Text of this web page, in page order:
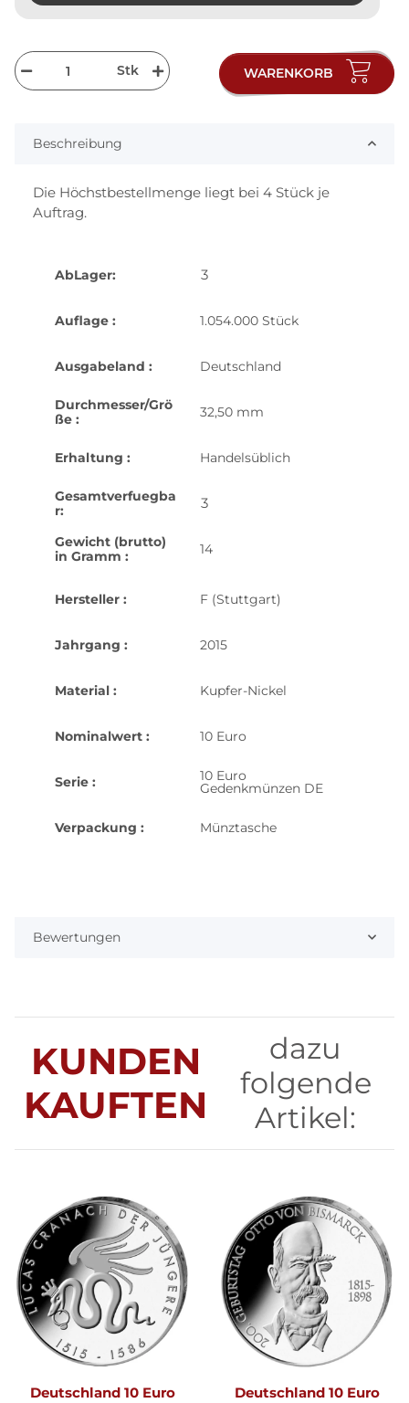
Stk WARENKORB
Beschreibung
Die Höchstbestellmenge liegt bei 4 Stück je
Auftrag.
AbLager: 3
Auflage : 1.054.000 Stück
Ausgabeland : Deutschland
Durchmesser/Grö
ße :
32,50 mm
Erhaltung : Handelsüblich
Gesamtverfuegba
r:
3
Gewicht (brutto)
in Gramm :
14
Hersteller : F (Stuttgart)
Jahrgang : 2015
Material : Kupfer-Nickel
Nominalwert : 10 Euro
Serie : 10 Euro
Gedenkmünzen DE
Verpackung : Münztasche
Bewertungen
KUNDEN
KAUFTEN
dazu
folgende
Artikel:
Deutschland 10 Euro Deutschland 10 Euro